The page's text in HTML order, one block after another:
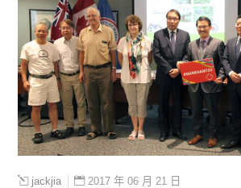
jackjia 2017 年 06 月 21 日